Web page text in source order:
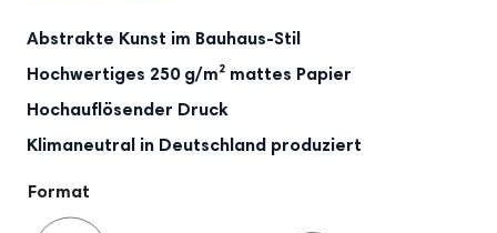
Abstrakte Kunst im Bauhaus-Stil
Hochwertiges 250 g/m² mattes Papier
Hochauflösender Druck
Klimaneutral in Deutschland produziert
Format